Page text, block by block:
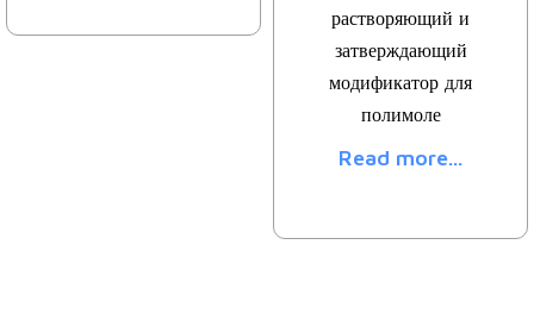
растворяющий и
затверждающий
модификатор для
полимоле
Read more...